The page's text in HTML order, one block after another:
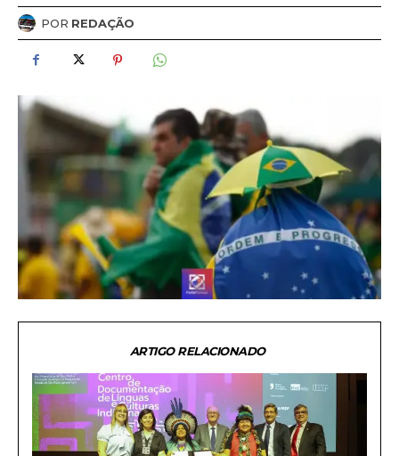
POR REDAÇÃO
ARTIGO RELACIONADO